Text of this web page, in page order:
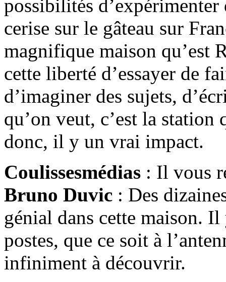
possibilités d’expérimenter
cerise sur le gâteau sur
magnifique maison qu’est
cette liberté d’essayer de
d’imaginer des sujets,
qu’on veut, c’est la station
donc, il y un vrai impact.
Coulissesmédias : Il vous
Bruno Duvic : Des
génial dans cette maison.
postes, que ce soit à
infiniment à découvrir.